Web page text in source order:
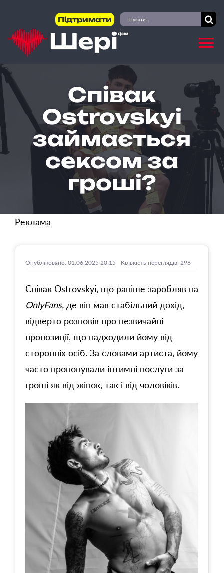
content
Підтримати
Пошук
...
Співак
Ostrovskyi
займається
сексом за
гроші?
Реклама
Опубліковано: 01.06.2025 20:15 Кількість переглядів: 296
Співак Ostrovskyi, що раніше заробляв на
OnlyFans, де він мав стабільний дохід,
відверто розповів про незвичайні
пропозиції, що надходили йому від
сторонніх осіб. За словами артиста, йому
часто пропонували інтимні послуги за
гроші як від жінок, так і від чоловіків.